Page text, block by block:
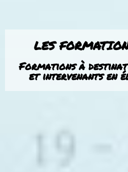
LES
Formations à
et intervenants en